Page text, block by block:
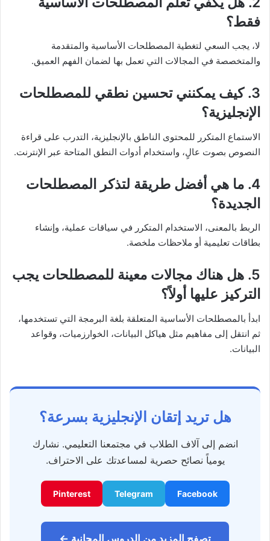
فقط؟
لا، يجب السعي لتغطية المصطلحات الأساسية والمتقدمة
والمتخصصة في المجالات التي تعمل بها لضمان الفهم العميق.
3. كيف يمكنني تحسين نطقي للمصطلحات
الإنجليزية؟
الاستماع المتكرر للمحتوى الناطق بالإنجليزية، التدرب على قراءة
النصوص بصوت عالٍ، واستخدام أدوات النطق المتاحة عبر الإنترنت.
4. ما هي أفضل طريقة لتذكر المصطلحات
الجديدة؟
الربط بالمعنى، الاستخدام المتكرر في سياقات عملية، وإنشاء
بطاقات تعليمية أو ملاحظات ملخصة.
5. هل هناك مجالات معينة للمصطلحات يجب
التركيز عليها أولاً؟
ابدأ بالمصطلحات الأساسية المتعلقة بلغة البرمجة التي تستخدمها،
ثم انتقل إلى مفاهيم مثل هياكل البيانات، الخوارزميات، وقواعد
البيانات.
هل تريد إتقان الإنجليزية بسرعة؟
انضم إلى آلاف الطلاب في مجتمعنا التعليمي. نشارك
يومياً نصائح حصرية لمساعدتك على الاحتراف.
Facebook
Telegram
Pinterest
تصفح المزيد من الدروس المجانية ←